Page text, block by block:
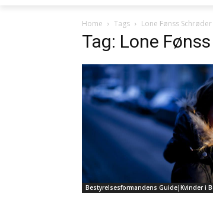
Home Tags Lone Fønss Schrøder
Tag: Lone
Bestyrelsesformandens Guide|Kvinder i